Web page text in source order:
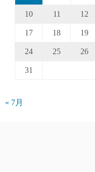
10 11 12
17 18 19
24 25 26
31
« 7月